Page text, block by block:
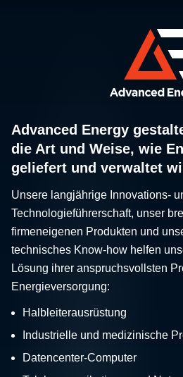
Advanced Energy
die Art und Weise, wie
geliefert und verwaltet
Unsere langjährige Innovations-
Technologieführerschaft, unser
firmeneigenen Produkten und
technisches Know-how helfen
Lösung ihrer anspruchsvollsten
Energieversorgung:
Halbleiterausrüstung
Industrielle und medizinische
Datencenter-Computer